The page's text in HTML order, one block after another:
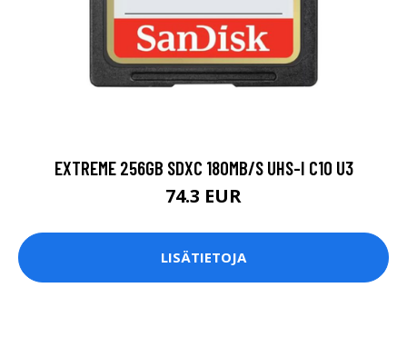
EXTREME 256GB SDXC 180MB/S UHS-I C10 U3
74.3 EUR
LISÄTIETOJA